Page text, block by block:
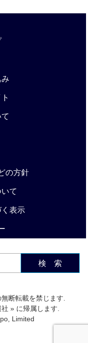
の方針
て
表示
検 索
断転載を禁じます.
» に帰属します.
Limited